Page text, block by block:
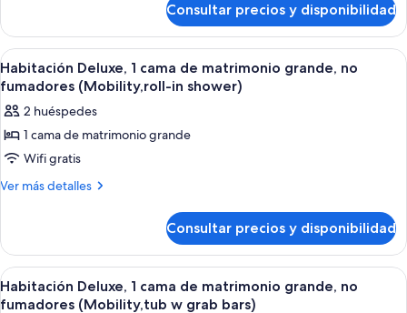
de
matrimonio
grande,
no
fumadores
estándar,
cama
de
grande,
no
Consultar precios y disponibilidad
Abrir
todas
las
fotos
de
Habitación
Deluxe,
de
matrimonio
grande,
Una habitación de hotel moderna
2
Habitación Deluxe, 1 cama de matrimonio grande, no
fumadores (Mobility,roll-in shower)
2 huéspedes
1 cama de matrimonio grande
Wifi gratis
Ver más detalles
Más
Deluxe,
cama
de
Consultar precios y disponibilidad
Abrir
todas
Una habitación de hotel moderna
2
Habitación Deluxe, 1 cama de matrimonio grande, no
fumadores (Mobility,tub w grab bars)